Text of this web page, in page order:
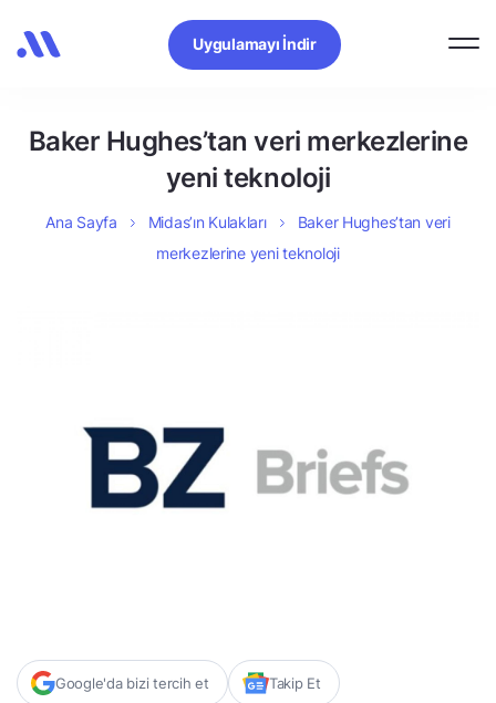
Uygulamayı İndir
Baker Hughes’tan veri merkezlerine
yeni teknoloji
Ana Sayfa Midas’ın Kulakları
Baker Hughes’tan veri
merkezlerine yeni teknoloji
Google'da bizi tercih et Takip Et